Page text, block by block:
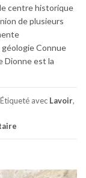
centre historique
de plusieurs
Connue
Dionne est la
Étiqueté avec Lavoir,